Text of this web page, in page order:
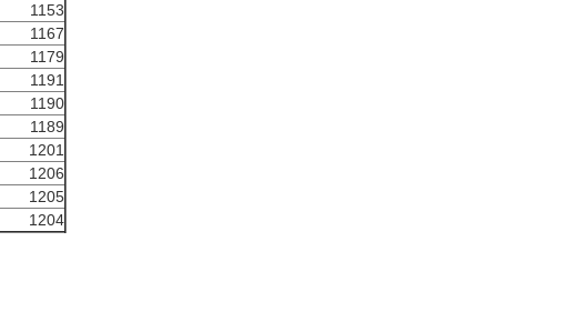
1153
1167
1179
1191
1190
1189
1201
1206
1205
1204